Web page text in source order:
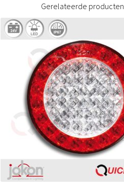
Gerelateerde producten